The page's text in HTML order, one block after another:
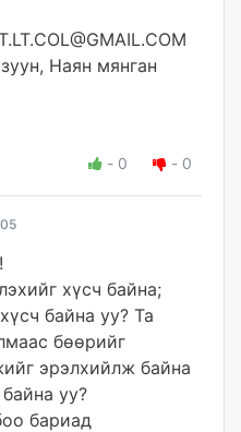
Наян мянган
- 0 - 0
хүсч байна;
байна уу? Та
бөөрийг
эрэлхийлж байна
уу?
бариад